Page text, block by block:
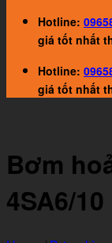
Hotline:
giá tốt nhất
Hotline:
giá tốt nhất
Bơm
4SA6/